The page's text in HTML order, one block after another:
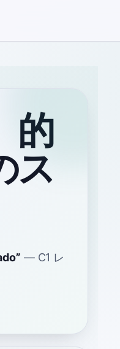
的
ス
” — C1 レ